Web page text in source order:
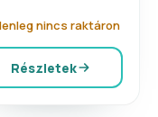
nincs raktáron
Részletek